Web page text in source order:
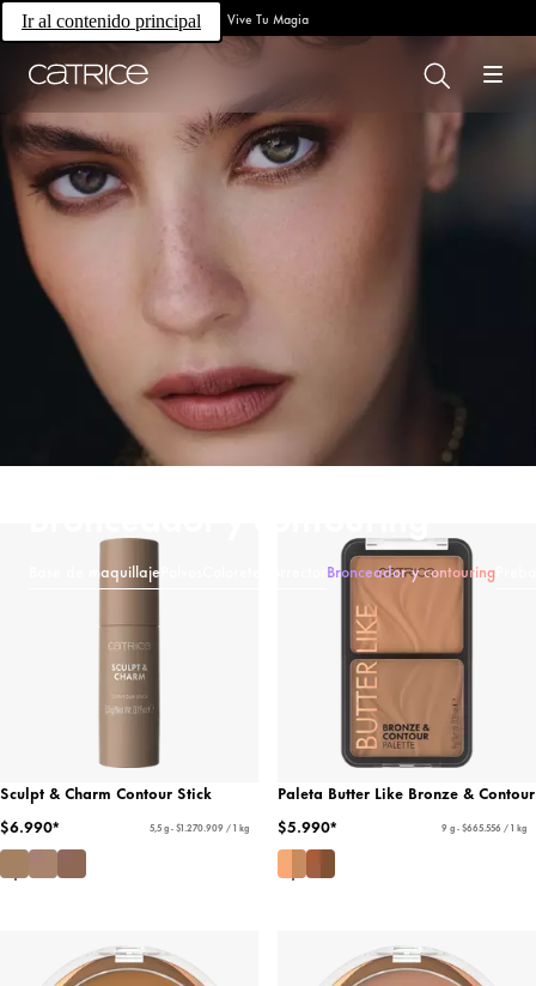
Ir al contenido principal Vive Tu Magia
Base de maquillaje Bronceador y contouring
Sculpt & Charm Contour Stick
$6.990*
5,5 g - $1.270.909 / 1 kg
Paleta Butter Like Bronze & Contour
$5.990*
9 g - $665.556 / 1 kg